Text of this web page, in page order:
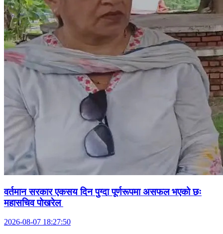
वर्तमान सरकार एकसय दिन पुग्दा पूर्णरूपमा असफल भएको छः
महासचिव पोखरेल
2026-08-07 18:27:50